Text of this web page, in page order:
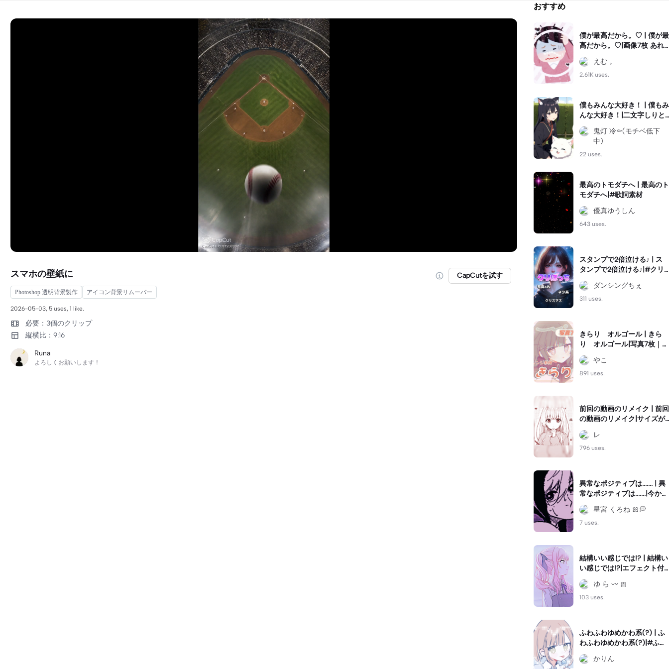
スマホの壁紙に CapCutを試す
Photoshop 透明背景製作 アイコン背景リムーバー
2026-05-03, 5 uses, 1 like.
必要：3個のクリップ
縦横比：9:16
Runa
よろしくお願いします！
おすすめ
僕が最高だから。♡ | 僕が最
高だから。♡|画像7枚 あれ
ば作れます!! #推し動画 #推
し紹介にどうぞ #ぜひ使っ
てみてね
えむ 。
2.61K uses.
僕もみんな大好き！ | 僕もみ
んな大好き！|二文字しりと
り
鬼灯 冷⚰️(モチベ低下
中)
22 uses.
最高のトモダチへ | 最高のト
モダチへ|#歌詞素材
優真ゆうしん
643 uses.
スタンプで2倍泣ける♪ | ス
タンプで2倍泣ける♪|#クリ
スマスネタ #クリぼっち #
ネタ系ダンシングちぇ
311 uses.
きらり オルゴール | きら
り オルゴール|写真7枚｜オ
レンジ系統のオルゴール音
ハメ🧡｜#可愛い#音ハメ#
テンプレ
やこ
891 uses.
前回の動画のリメイク | 前回
の動画のリメイク|サイズが
おかしくなっていたのでや
りなおしました。#リメイク
#うーうーうまうま
レ
796 uses.
異常なポジティブは....... | 異
常なポジティブは.......|今から
リクエストのやつ沢山作っ
てくる！！！☺💓みんな応
援して欲しいなぁ、！！！
星宮 くろね 🎀💭
7 uses.
結構いい感じでは!? | 結構い
い感じでは!?|エフェクト付
けすぎたことを反省してい
ますが、後悔はしてません
☆ #キフレ振動#暁山瑞希#
ゆ ら 〰 🎀
103 uses.
ふわふわゆめかわ系(?) | ふ
わふわゆめかわ系(?)|#ふわ
ふわ系#ゆめかわ系
かりん